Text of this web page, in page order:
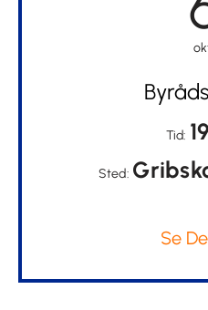
Tid:
Sted:
Se